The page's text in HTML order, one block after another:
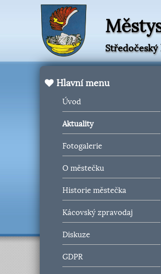
Středočeský
Hlavní menu
Úvod
Aktuality
Fotogalerie
O městečku
Historie městečka
Kácovský zpravodaj
Diskuze
GDPR